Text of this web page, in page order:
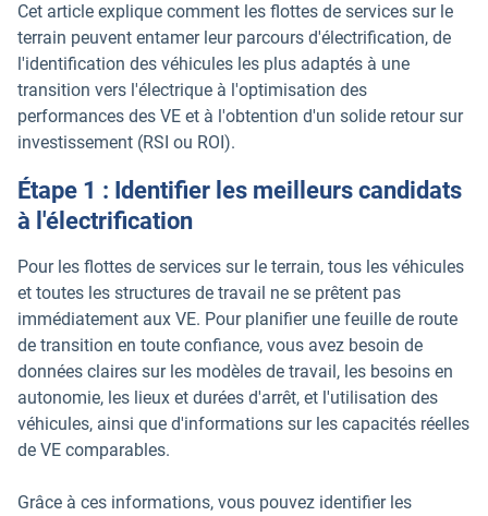
Cet article explique comment les flottes de services sur le
terrain peuvent entamer leur parcours d'électrification, de
l'identification des véhicules les plus adaptés à une
transition vers l'électrique à l'optimisation des
performances des VE et à l'obtention d'un solide retour sur
investissement (RSI ou ROI).
Étape 1 : Identifier les meilleurs candidats
à l'électrification
Pour les flottes de services sur le terrain, tous les véhicules
et toutes les structures de travail ne se prêtent pas
immédiatement aux VE. Pour planifier une feuille de route
de transition en toute confiance, vous avez besoin de
données claires sur les modèles de travail, les besoins en
autonomie, les lieux et durées d'arrêt, et l'utilisation des
véhicules, ainsi que d'informations sur les capacités réelles
de VE comparables.
Grâce à ces informations, vous pouvez identifier les